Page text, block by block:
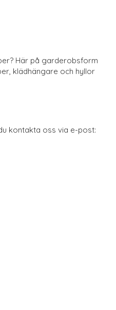
Här på garderobsform
klädhängare och hyllor
kontakta oss via e-post: